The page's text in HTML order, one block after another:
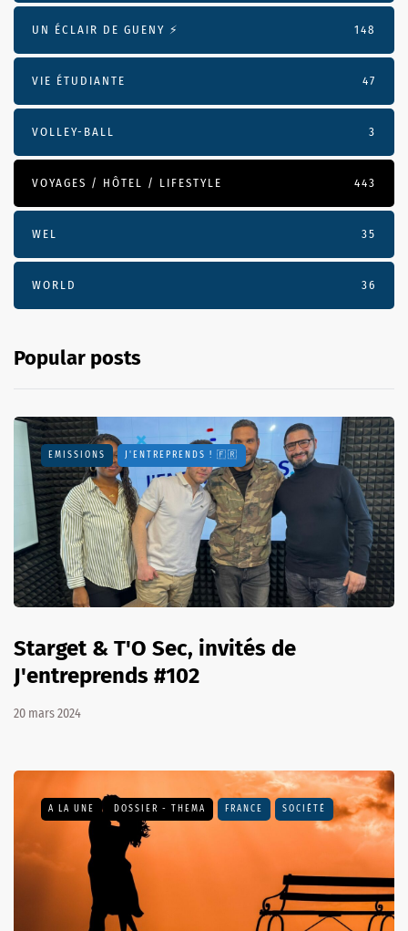
UN ÉCLAIR DE GUENY ⚡️ 148
VIE ÉTUDIANTE 47
VOLLEY-BALL 3
VOYAGES / HÔTEL / LIFESTYLE 443
WEL 35
WORLD 36
Popular posts
EMISSIONS J'ENTREPRENDS ! 🇫🇷
Starget & T'O Sec, invités de
J'entreprends #102
20 mars 2024
A LA UNE DOSSIER - THEMA FRANCE SOCIÉTÉ